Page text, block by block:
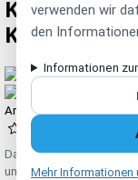
verwenden wir
den
Informationen
Mehr Informationen
Kissen für
Kopfkissen
Artikelnummer:15314-17
Das Kopf- und
unverzichtbarer